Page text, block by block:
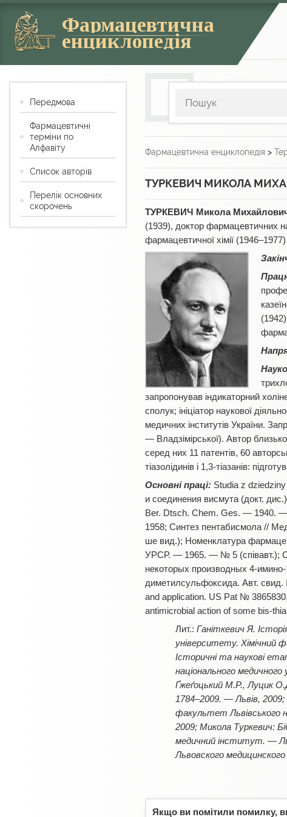
Фармацевтична
енциклопедія
Фармацевтична енциклопедія >
ТУРКЕВИЧ МИКОЛА
ТУРКЕВИЧ Микола
(1939), доктор фармацевтичних
фармацевтичної хімії
запропонував індикаторний
сполук; ініціатор наукової
медичних інститутів України.
— Владзімірської). Автор
серед них 11 патентів, 60
тіазолідинів і 1,3-тіазанів:
Основні праці: Studia z
и соединения висмута (докт.
Ber. Dtsch. Chem. Ges. — 1940.
1958; Синтез пентабисмола //
ше вид.); Номенклатура
УРСР. — 1965. — № 5 (співавт.);
некоторых производных 4-
диметилсульфоксида. Авт. свид.
and application. US Pat №
antimicrobial action of some bis-
Ганіткевич Я.
університету. Хімічний
Історичні та наукові
національного
Ґжеґоцький М.Р., Луцик
1784–2009. — Львів,
факультет Львівського
2009; Микола Туркевич:
медичний інститут. —
Львовского
Якщо ви помітили помилку,
Передмова
Фармацевтичні
терміни по
Алфавіту
Список авторів
Перелік основних
скорочень